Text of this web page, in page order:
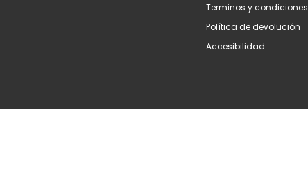
Terminos y condiciones
Política de devolución
Accesibilidad